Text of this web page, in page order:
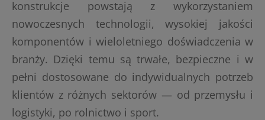
konstrukcje powstają z wykorzystaniem
nowoczesnych technologii, wysokiej jakości
komponentów i wieloletniego doświadczenia w
branży. Dzięki temu są trwałe, bezpieczne i w
pełni dostosowane do indywidualnych potrzeb
klientów z różnych sektorów — od przemysłu i
logistyki, po rolnictwo i sport.